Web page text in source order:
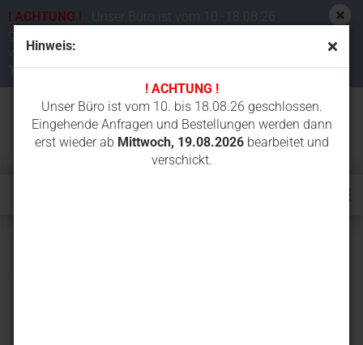
Hinweis:
! ACHTUNG !
Unser Büro ist vom 10. bis 18.08.26 geschlossen.
Eingehende Anfragen und Bestellungen werden dann
erst wieder ab Mittwoch, 19.08.2026bearbeitet und
verschickt.
! ACHTUNG !
Unser Büro ist vom 10.-18.08.26
werden dann erst wieder ab
19.08.2026bearbeitet und verschickt.